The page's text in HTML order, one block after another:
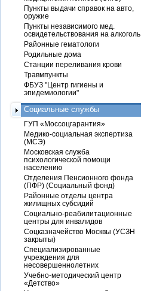
Пункты выдачи справок на авто,
оружие
Пункты независимого мед.
освидетельствования на алкоголь
Районные гематологи
Родильные дома
Станции переливания крови
Травмпункты
ФБУЗ "Центр гигиены и
эпидемиологии"
Социальные службы
ГУП «Моссоцгарантия»
Медико-социальная экспертиза
(МСЭ)
Московская служба
психологической помощи
населению
Отделения Пенсионного фонда
(ПФР) (Социальный фонд)
Районные отделы центра
жилищных субсидий
Социально-реабилитационные
центры для инвалидов
Соцказначейство Москвы (УСЗН
закрыты)
Специализированные
учреждения для
несовершеннолетних
Учебно-методический центр
«Детство»